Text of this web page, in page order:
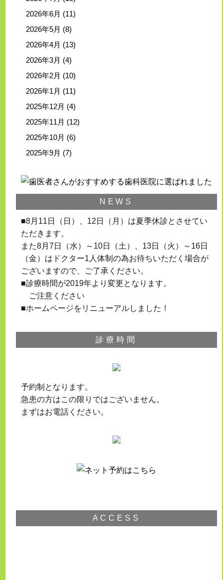
2026年6月 (11)
2026年5月 (8)
2026年4月 (13)
2026年3月 (4)
2026年2月 (10)
2026年1月 (11)
2025年12月 (4)
2025年11月 (12)
2025年10月 (6)
2025年9月 (7)
NEWS
■8月11日（日）、12日（月）は夏季休診とさせてい
ただきます。
また8月7日（水）～10日（土）、13日（火）～16日
（金）はドクター1人体制の為お待ちいただく場合が
ございますので、ご了承ください。
■診療時間が2019年より変更となります。
ご注意ください
■ホームページをリニューアルしました！
診療時間
予約制となります。
急患の方はこの限りではございません。
まずはお電話ください。
ACCESS